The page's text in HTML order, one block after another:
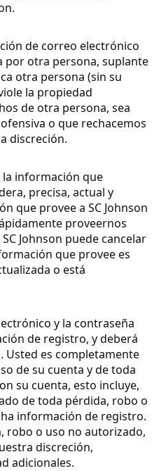
de correo electrónico
por otra persona, suplante
otra persona (sin su
la propiedad
de otra persona, sea
o que rechacemos
discreción.
información que
precisa, actual y
que provee a SC Johnson
proveernos
Johnson puede cancelar
que provee es
o está
y la contraseña
de registro, y deberá
Usted es completamente
de su cuenta y de toda
su cuenta, esto incluye,
de toda pérdida, robo o
información de registro.
robo o uso no autorizado,
discreción,
adicionales.